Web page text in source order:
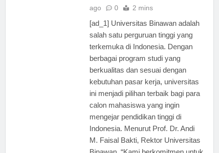
Universitas
2 tahun
[ad_1] Universitas Binawan adalah
salah satu perguruan tinggi yang
terkemuka di Indonesia. Dengan
berbagai program studi yang
berkualitas dan sesuai dengan
kebutuhan pasar kerja, universitas
ini menjadi pilihan terbaik bagi para
calon mahasiswa yang ingin
mengejar pendidikan tinggi di
Indonesia. Menurut Prof. Dr. Andi
M. Faisal Bakti, Rektor Universitas